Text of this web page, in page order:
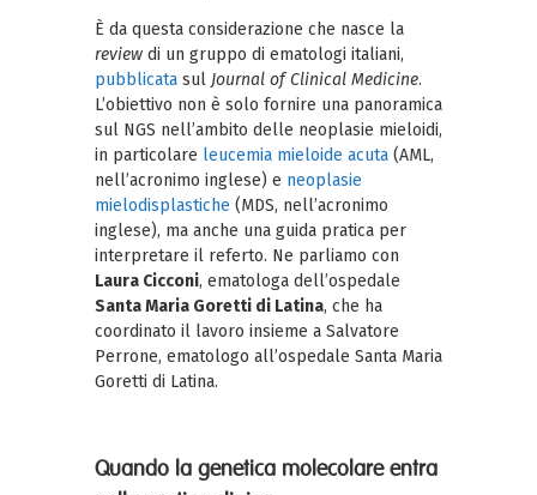
È da questa considerazione che nasce la
review di un gruppo di ematologi italiani,
pubblicata sul Journal of Clinical Medicine.
L’obiettivo non è solo fornire una panoramica
sul NGS nell’ambito delle neoplasie mieloidi,
in particolare leucemia mieloide acuta (AML,
nell’acronimo inglese) e neoplasie
mielodisplastiche (MDS, nell’acronimo
inglese), ma anche una guida pratica per
interpretare il referto. Ne parliamo con
Laura Cicconi, ematologa dell’ospedale
Santa Maria Goretti di Latina, che ha
coordinato il lavoro insieme a Salvatore
Perrone, ematologo all’ospedale Santa Maria
Goretti di Latina.
Quando la genetica molecolare entra